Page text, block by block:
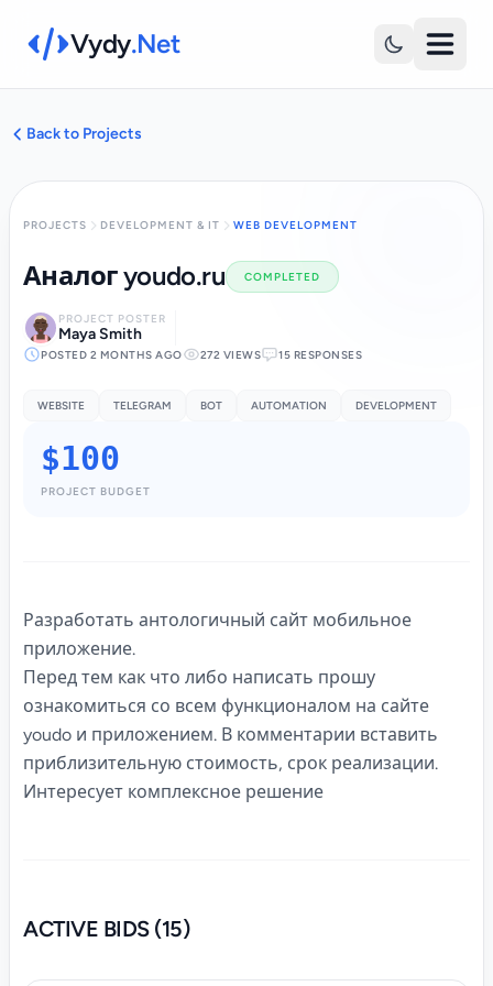
Vydy.Net
Back to Projects
PROJECTS DEVELOPMENT & IT WEB DEVELOPMENT
Аналог youdo.ru COMPLETED
PROJECT POSTER
Maya Smith
POSTED 2 MONTHS AGO 272 VIEWS 15 RESPONSES
WEBSITE TELEGRAM BOT AUTOMATION DEVELOPMENT
$100
PROJECT BUDGET
Разработать антологичный сайт мобильное
приложение.
Перед тем как что либо написать прошу
ознакомиться со всем функционалом на сайте
youdo и приложением. В комментарии вставить
приблизительную стоимость, срок реализации.
Интересует комплексное решение
ACTIVE BIDS (15)